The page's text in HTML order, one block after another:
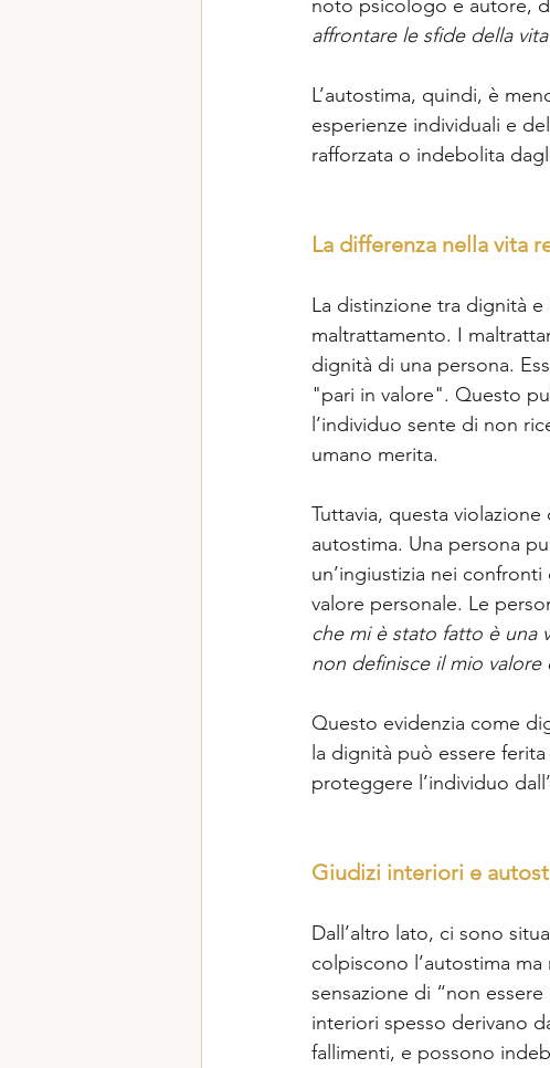
noto psicologo e autore,
affrontare le sfide della
L’autostima, quindi, è
esperienze individuali e
rafforzata o indebolita
La differenza nella vita
La distinzione tra dignità
maltrattamento. I
dignità di una persona.
"pari in valore". Questo
l’individuo sente di non
umano merita.
Tuttavia, questa
autostima. Una persona
un’ingiustizia nei
valore personale. Le
che mi è stato fatto è una
non definisce il mio valore
Questo evidenzia come
la dignità può essere
proteggere l’individuo
Giudizi interiori e
Dall’altro lato, ci sono
colpiscono l’autostima
sensazione di “non
interiori spesso derivano
fallimenti, e possono